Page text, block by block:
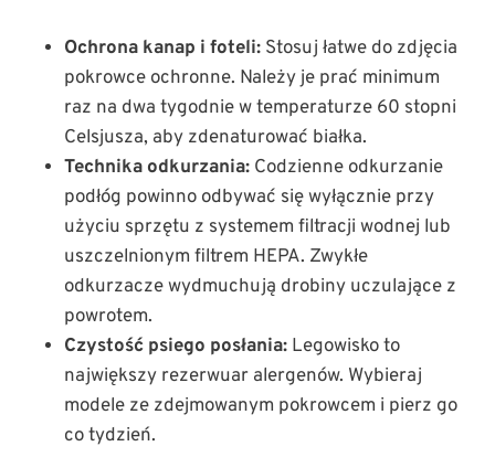
Ochrona kanap i foteli: Stosuj łatwe do zdjęcia
pokrowce ochronne. Należy je prać minimum
raz na dwa tygodnie w temperaturze 60 stopni
Celsjusza, aby zdenaturować białka.
Technika odkurzania: Codzienne odkurzanie
podłóg powinno odbywać się wyłącznie przy
użyciu sprzętu z systemem filtracji wodnej lub
uszczelnionym filtrem HEPA. Zwykłe
odkurzacze wydmuchują drobiny uczulające z
powrotem.
Czystość psiego posłania: Legowisko to
największy rezerwuar alergenów. Wybieraj
modele ze zdejmowanym pokrowcem i pierz go
co tydzień.